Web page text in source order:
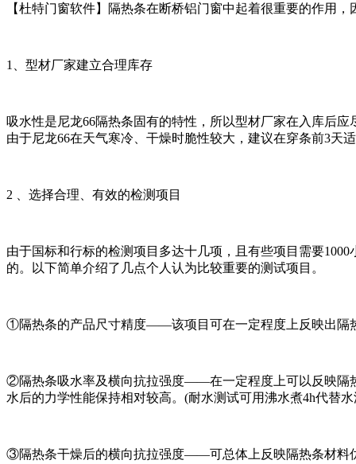
【杜特门窗软件】隔热条在断桥铝门窗中起着很重要的作用
1、型材厂家建立合理库存
吸水性是尼龙66隔热条固有的特性，所以型材厂家在入库后
由于尼龙66在天气寒冷、干燥时脆性较大，建议在穿条前3天
2 、选择合理、有效的检测项目
由于国标和行标的检测项目多达十几项，且有些项目需要
的。以下简单介绍了几点个人认为比较重要的测试项目。
①隔热条的产品尺寸精度——该项目可在一定程度上反映出隔
②隔热条吸水率及横向抗拉强度——在一定程度上可以反映隔
水后的力学性能保持相对较高。(耐水测试可用沸水煮4h代替水
③隔热条干燥后的横向抗拉强度——可总体上反映隔热条材料